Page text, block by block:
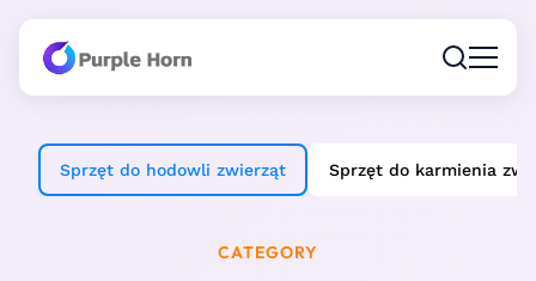
Sprzęt do hodowli zwierząt Sprzęt do karmienia
CATEGORY